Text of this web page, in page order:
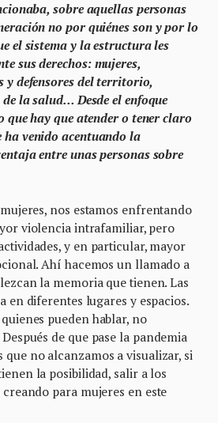
sobre aquellas personas
no por quiénes son y por lo
el sistema y la estructura les
sus derechos: mujeres,
y defensores del territorio,
la salud… Desde el enfoque
que hay que atender o tener claro
ha venido acentuando la
entre unas personas sobre
nos estamos enfrentando
violencia intrafamiliar, pero
y en particular, mayor
Ahí hacemos un llamado a
la memoria que tienen. Las
en diferentes lugares y espacios.
pueden hablar, no
de que pase la pandemia
no alcanzamos a visualizar, si
la posibilidad, salir a los
para mujeres en este